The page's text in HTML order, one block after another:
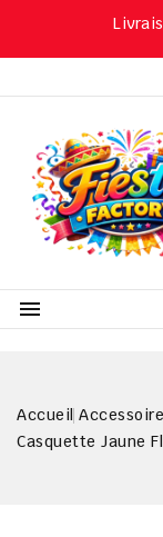

Accueil
Casquette Jaune